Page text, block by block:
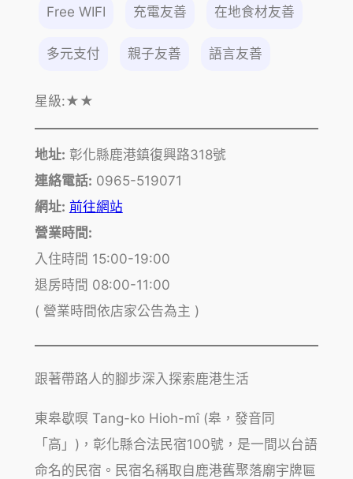
Free WIFI 充電友善 在地食材友善
多元支付 親子友善 語言友善
星級:★★
地址: 彰化縣鹿港鎮復興路318號
連絡電話: 0965-519071
網址: 前往網站
營業時間:
入住時間 15:00-19:00
退房時間 08:00-11:00
( 營業時間依店家公告為主 )
跟著帶路人的腳步深入探索鹿港生活
東皋歇暝 Tang-ko Hioh-mî (皋，發音同
「高」)，彰化縣合法民宿100號，是一間以台語
命名的民宿。民宿名稱取自鹿港舊聚落廟宇牌匾